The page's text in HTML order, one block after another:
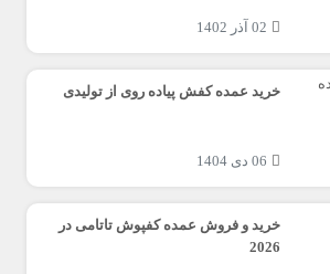
02 آذر 1402
خرید عمده کفش پیاده روی از تولیدی
06 دی 1404
خرید و فروش عمده کفپوش تاتامی در
2026